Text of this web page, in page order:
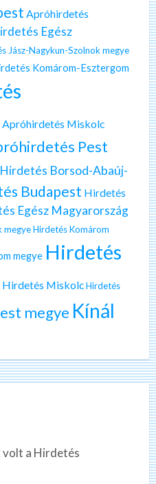
Apróhirdetés
Egész
Jász-Nagykun-Szolnok megye
Komárom-Esztergom
Apróhirdetés Miskolc
Pest
Hirdetés Borsod-Abaúj-
Budapest Hirdetés
Egész Magyarország
megye Hirdetés Komárom
megye Hirdetés
Hirdetés Miskolc Hirdetés
megye Kínál
volt a Hirdetés